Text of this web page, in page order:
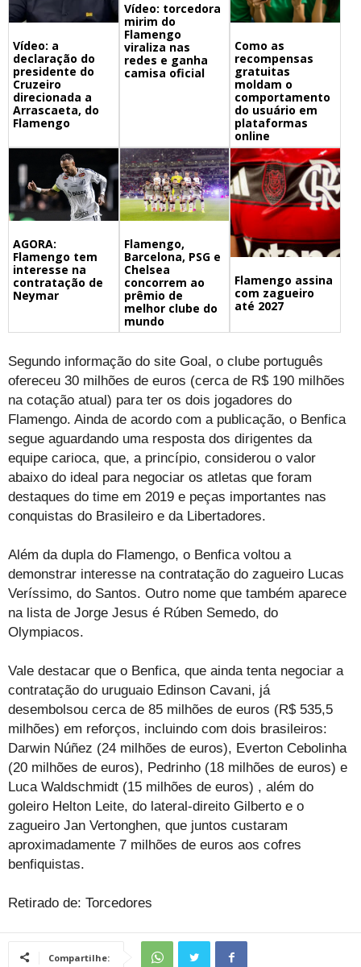
Vídeo: a
declaração do
presidente do
Cruzeiro
direcionada a
Arrascaeta, do
Flamengo
Vídeo: torcedora
mirim do
Flamengo
viraliza nas
redes e ganha
camisa oficial
Como as
recompensas
gratuitas
moldam o
comportamento
do usuário em
plataformas
online
AGORA:
Flamengo tem
interesse na
contratação de
Neymar
Flamengo,
Barcelona, PSG e
Chelsea
concorrem ao
prêmio de
melhor clube do
mundo
Flamengo assina
com zagueiro
até 2027
Segundo informação do site Goal, o clube português
ofereceu 30 milhões de euros (cerca de R$ 190 milhões
na cotação atual) para ter os dois jogadores do
Flamengo. Ainda de acordo com a publicação, o Benfica
segue aguardando uma resposta dos dirigentes da
equipe carioca, que, a princípio, considerou o valor
abaixo do ideal para negociar os atletas que foram
destaques do time em 2019 e peças importantes nas
conquistas do Brasileiro e da Libertadores.
Além da dupla do Flamengo, o Benfica voltou a
demonstrar interesse na contratação do zagueiro Lucas
Veríssimo, do Santos. Outro nome que também aparece
na lista de Jorge Jesus é Rúben Semedo, do
Olympiacos.
Vale destacar que o Benfica, que ainda tenta negociar a
contratação do uruguaio Edinson Cavani, já
desembolsou cerca de 85 milhões de euros (R$ 535,5
milhões) em reforços, incluindo com dois brasileiros:
Darwin Núñez (24 milhões de euros), Everton Cebolinha
(20 milhões de euros), Pedrinho (18 milhões de euros) e
Luca Waldschmidt (15 milhões de euros) , além do
goleiro Helton Leite, do lateral-direito Gilberto e o
zagueiro Jan Vertonghen, que juntos custaram
aproximadamente 7 milhões de euros aos cofres
benfiquistas.
Retirado de: Torcedores
Compartilhe: